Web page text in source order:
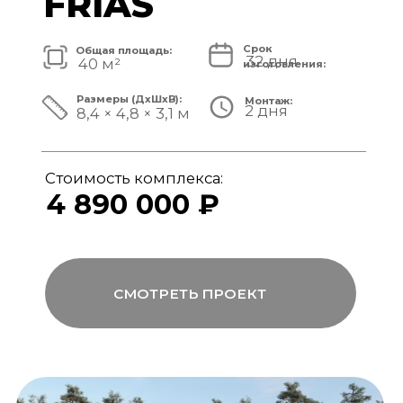
модульный банный комплекс
5 820 000 ₽
СМОТРЕТЬ ПРОЕКТ